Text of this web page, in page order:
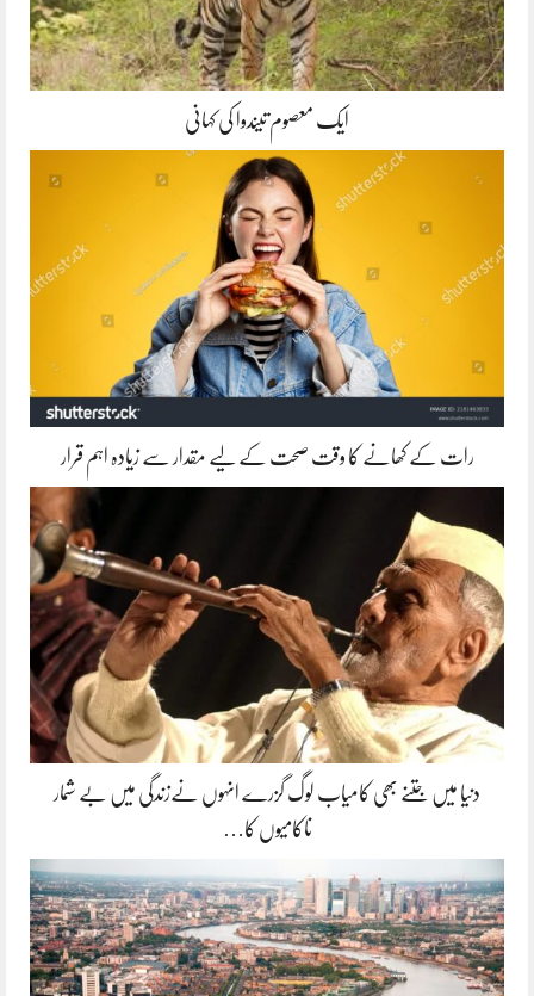
ایک معصوم تیندوا کی کہانی
رات کے کھانے کا وقت صحت کے لیے مقدار سے زیادہ اہم قرار
دنیا میں جتنے بھی کامیاب لوگ گزرے انہوں نےزندگی میں بے شمار
ناکامیوں کا…